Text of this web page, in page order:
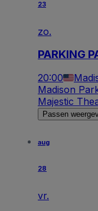
23
zo.
PARKING
20:00
Madison
Majestic
Passen
aug
28
vr.